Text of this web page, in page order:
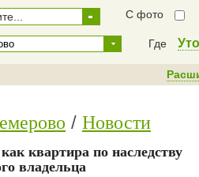
С фото
Где
Новости
квартира по наследству
владельца